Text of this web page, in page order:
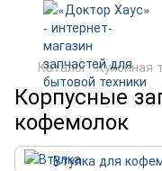
Каталог Кухонная
Корпусные
кофемолок
Втулка для